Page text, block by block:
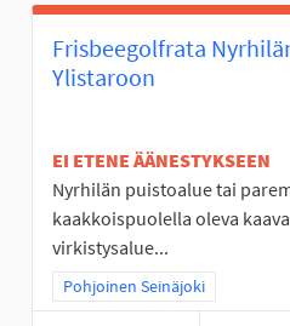
Frisbeegolfrata
Ylistaroon
EI ETENE ÄÄNESTYKSEEN
Nyrhilän puistoalue tai
kaakkoispuolella oleva
virkistysalue...
Rajaa tulokset teeman
Pohjoinen Seinäjoki